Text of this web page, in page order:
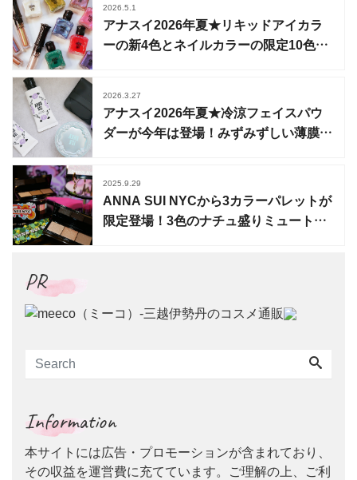
2026.5.1
アナスイ2026年夏★リキッドアイカラ
ーの新4色とネイルカラーの限定10色が
2026.3.27
アナスイ2026年夏★冷涼フェイスパウ
ダーが今年は登場！みずみずしい薄膜
2025.9.29
ANNA SUI NYCから3カラーパレットが
限定登場！3色のナチュ盛りミュートカ
PR
Information
本サイトには広告・プロモーションが含まれており、
その収益を運営費に充てています。ご理解の上、ご利